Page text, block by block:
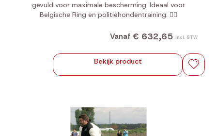
gevuld voor maximale bescherming. Ideaal voor
Belgische Ring en politiehondentraining. 🐕‍🦺
Vanaf € 632,65 Incl. BTW
Bekijk product